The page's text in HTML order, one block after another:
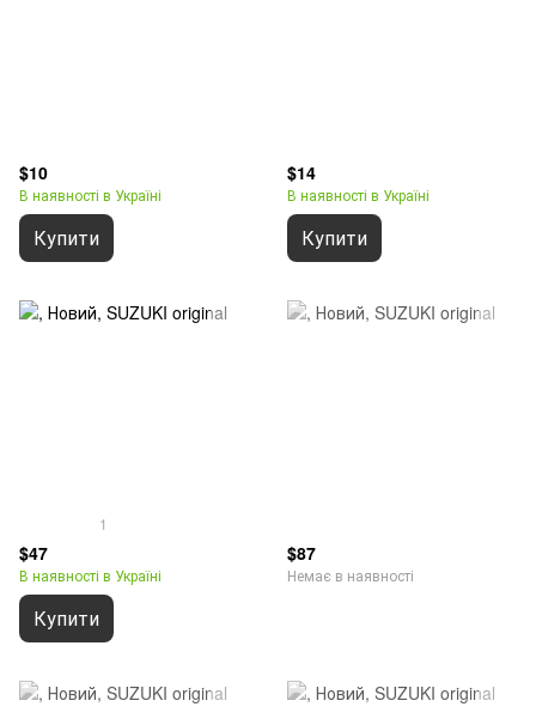
$10
В наявності в Україні
Купити
$14
В наявності в Україні
Купити
1
$47
В наявності в Україні
Купити
$87
Немає в наявності